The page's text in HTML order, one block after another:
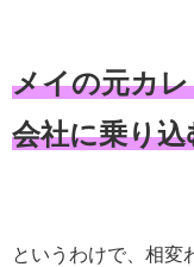
メイの元カ
会社に乗り
というわけで、相変